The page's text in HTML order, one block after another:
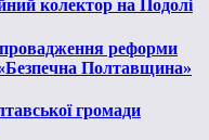
колектор на Подолі
реформи
Полтавщина»
громади